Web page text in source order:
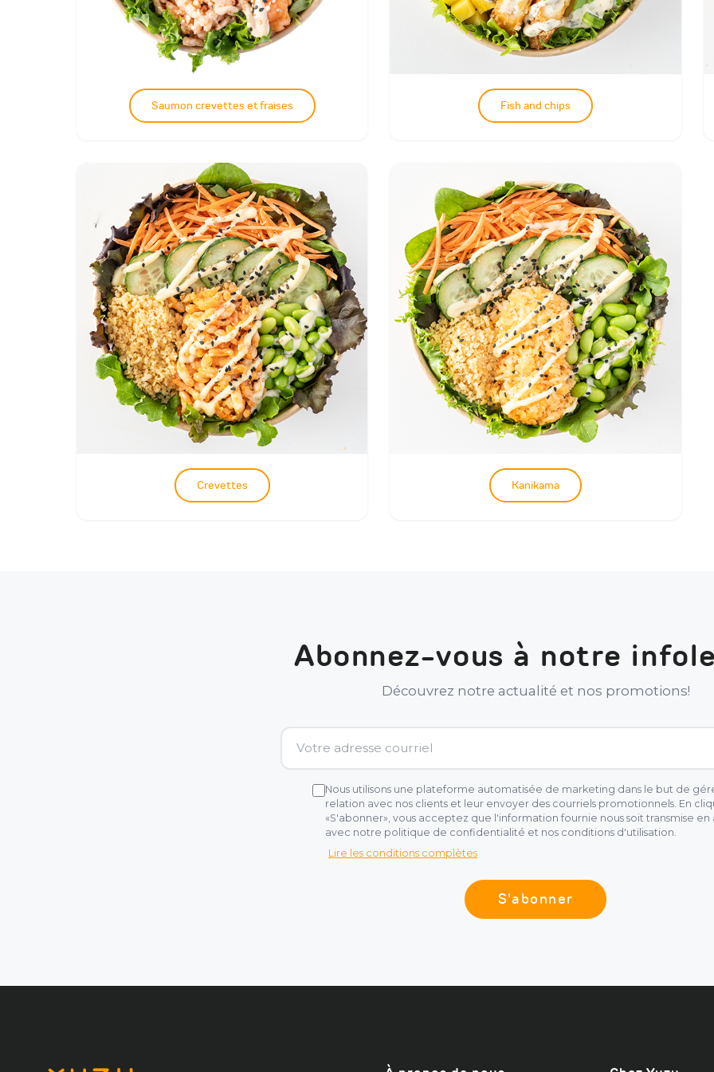
Saumon crevettes et fraises Fish and chips
Crevettes Kanikama
Abonnez-vous à notre
Découvrez notre actualité et nos promotions!
Nous utilisons une plateforme automatisée de marketing dans le but de
relation avec nos clients et leur envoyer des courriels promotionnels. En
«S'abonner», vous acceptez que l'information fournie nous soit transmise en
avec notre politique de confidentialité et nos conditions d'utilisation.
Lire les conditions complètes
S'abonner